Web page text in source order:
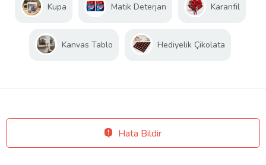
Kupa Matik Deterjan Karanfil
Kanvas Tablo Hediyelik Çikolata
Hata Bildir